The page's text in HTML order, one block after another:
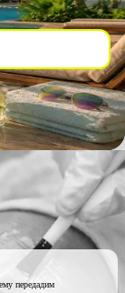
передадим